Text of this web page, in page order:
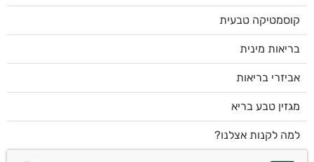
קוסמטיקה טבעית
בריאות מינית
אביזרי בריאות
מגזין טבע בריא
למה לקנות אצלנו?